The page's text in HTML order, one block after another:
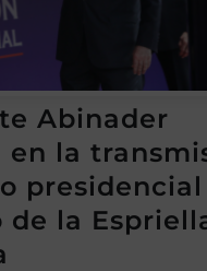
Abinader
la
presidencial
de la